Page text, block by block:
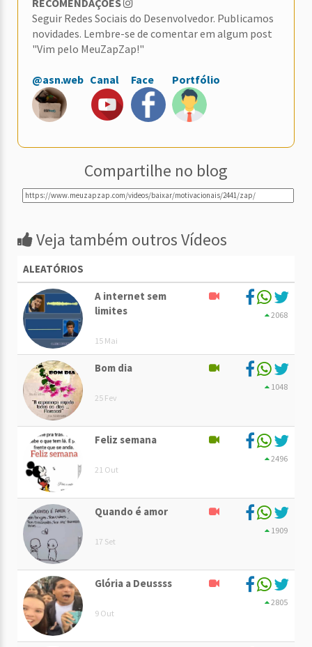
Seguir Redes Sociais do Desenvolvedor. Publicamos
novidades. Lembre-se de comentar em algum post
"Vim pelo MeuZapZap!"
@asn.web Canal Face Portfólio
Compartilhe no blog
Veja também outros Vídeos
ALEATÓRIOS
A internet sem
limites
15 Mai
2068
Bom dia
25 Fev
1048
Feliz semana
21 Out
2496
Quando é amor
17 Set
1909
Glória a Deussss
9 Out
2805